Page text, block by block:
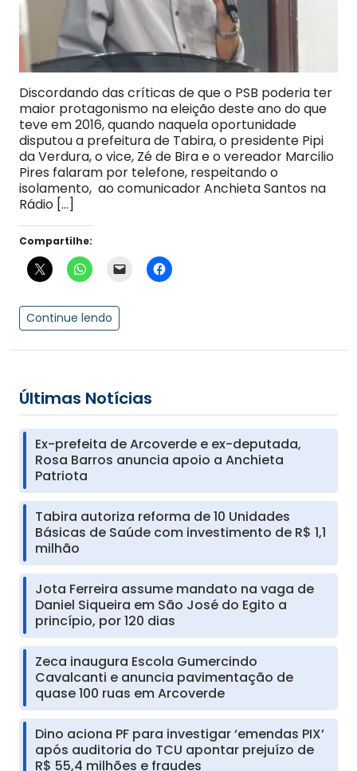
Discordando das críticas de que o PSB poderia ter
maior protagonismo na eleição deste ano do que
teve em 2016, quando naquela oportunidade
disputou a prefeitura de Tabira, o presidente Pipi
da Verdura, o vice, Zé de Bira e o vereador Marcilio
Pires falaram por telefone, respeitando o
isolamento, ao comunicador Anchieta Santos na
Rádio […]
Compartilhe:
Continue lendo
Últimas Notícias
Ex-prefeita de Arcoverde e ex-deputada,
Rosa Barros anuncia apoio a Anchieta
Patriota
Tabira autoriza reforma de 10 Unidades
Básicas de Saúde com investimento de R$ 1,1
milhão
Jota Ferreira assume mandato na vaga de
Daniel Siqueira em São José do Egito a
princípio, por 120 dias
Zeca inaugura Escola Gumercindo
Cavalcanti e anuncia pavimentação de
quase 100 ruas em Arcoverde
Dino aciona PF para investigar ‘emendas PIX’
após auditoria do TCU apontar prejuízo de
R$ 55,4 milhões e fraudes